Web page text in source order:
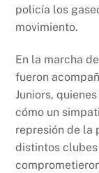
policía los
movimiento.
En la marcha
fueron
Juniors,
cómo un
represión de la
distintos